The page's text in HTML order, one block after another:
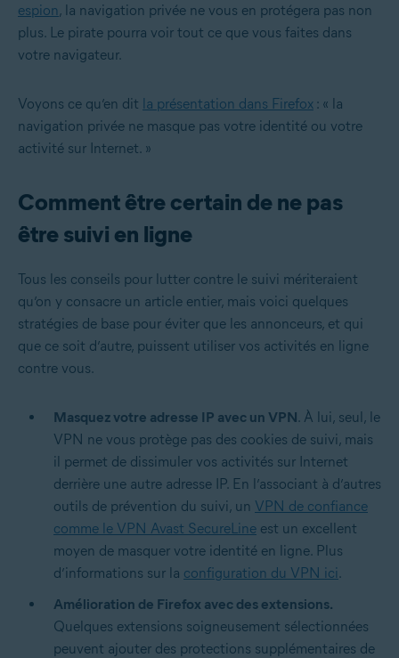
espion , la navigation privée ne vous en protégera pas non
plus. Le pirate pourra voir tout ce que vous faites dans
votre navigateur.
Voyons ce qu’en dit la présentation dans Firefox : « la
navigation privée ne masque pas votre identité ou votre
activité sur Internet. »
Comment être certain de ne pas
être suivi en ligne
Tous les conseils pour lutter contre le suivi mériteraient
qu’on y consacre un article entier, mais voici quelques
stratégies de base pour éviter que les annonceurs, et qui
que ce soit d’autre, puissent utiliser vos activités en ligne
contre vous.
Masquez votre adresse IP avec un VPN. À lui, seul, le
VPN ne vous protège pas des cookies de suivi, mais
il permet de dissimuler vos activités sur Internet
derrière une autre adresse IP. En l’associant à d’autres
outils de prévention du suivi, un VPN de confiance
comme le VPN Avast SecureLine est un excellent
moyen de masquer votre identité en ligne. Plus
d’informations sur la configuration du VPN ici.
Amélioration de Firefox avec des extensions.
Quelques extensions soigneusement sélectionnées
peuvent ajouter des protections supplémentaires de